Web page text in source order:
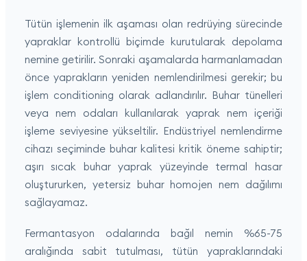
Tütün işlemenin ilk aşaması olan redrüying sürecinde
yapraklar kontrollü biçimde kurutularak depolama
nemine getirilir. Sonraki aşamalarda harmanlamadan
önce yaprakların yeniden nemlendirilmesi gerekir; bu
işlem conditioning olarak adlandırılır. Buhar tünelleri
veya nem odaları kullanılarak yaprak nem içeriği
işleme seviyesine yükseltilir. Endüstriyel nemlendirme
cihazı seçiminde buhar kalitesi kritik öneme sahiptir;
aşırı sıcak buhar yaprak yüzeyinde termal hasar
oluştururken, yetersiz buhar homojen nem dağılımı
sağlayamaz.
Fermantasyon odalarında bağıl nemin %65-75
aralığında sabit tutulması, tütün yapraklarındaki